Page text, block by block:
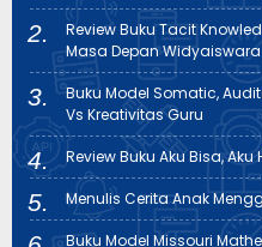
Review Buku Tacit
Masa Depan Widyaiswara
Buku Model Somatic,
Vs Kreativitas Guru
Review Buku Aku Bisa, Aku
Menulis Cerita Anak
Buku Model Missouri